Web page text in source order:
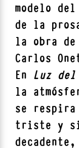
modelo
de la
la obra de
Carlos
En Luz
la
se respira
triste y
decadente,